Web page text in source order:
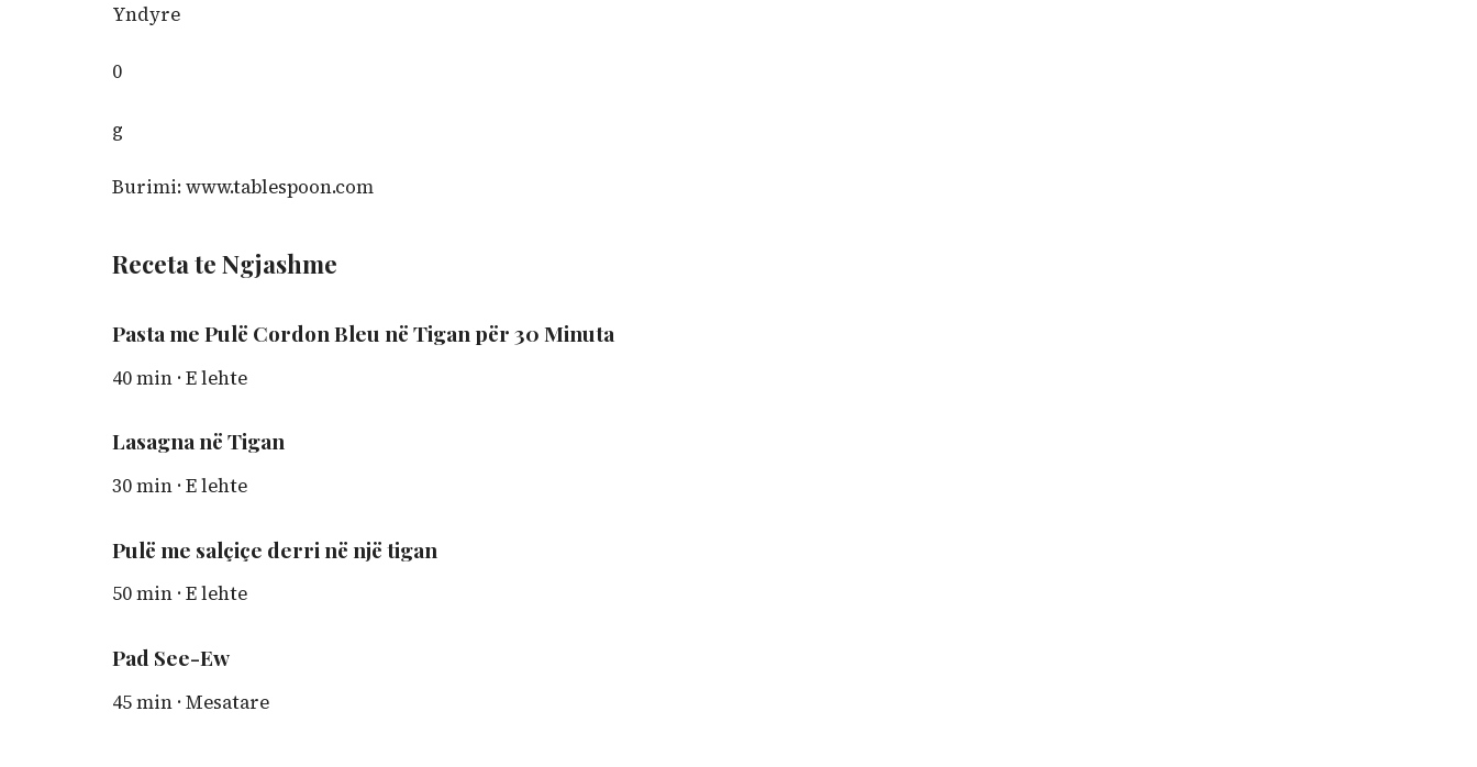
Yndyre
0
g
Burimi:www.tablespoon.com
Receta te Ngjashme
Pasta me Pulë Cordon Bleu në Tigan për 30 Minuta
40 min ·E lehte
Lasagna në Tigan
30 min ·E lehte
Pulë me salçiçe derri në një tigan
50 min ·E lehte
Pad See-Ew
45 min ·Mesatare